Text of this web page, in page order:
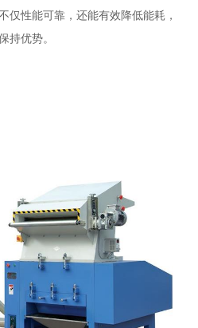
仅性能可靠，还能有效降低能耗，
持优势。